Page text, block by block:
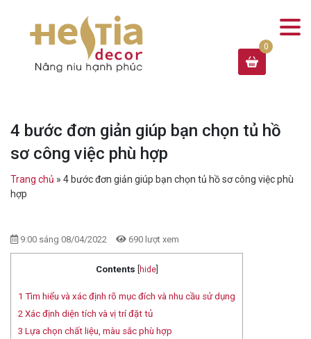
4 bước đơn giản giúp bạn chọn tủ hồ
sơ công việc phù hợp
Trang chủ » 4 bước đơn giản giúp bạn chọn tủ hồ sơ công việc phù
hợp
9:00 sáng 08/04/2022 690 lượt xem
Contents hide]
1 Tìm hiểu và xác định rõ mục đích và nhu cầu sử dụng
2 Xác định diện tích và vị trí đặt tủ
3 Lựa chọn chất liệu, màu sắc phù hợp